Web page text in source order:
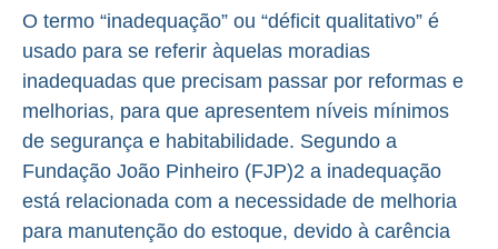
O termo “inadequação” ou “déficit qualitativo” é
usado para se referir àquelas moradias
inadequadas que precisam passar por reformas e
melhorias, para que apresentem níveis mínimos
de segurança e habitabilidade. Segundo a
Fundação João Pinheiro (FJP)2 a inadequação
está relacionada com a necessidade de melhoria
para manutenção do estoque, devido à carência